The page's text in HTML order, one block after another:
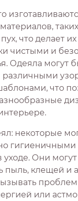
что делает их
чистыми и
Одеяла могут
что
некоторые
гигиеничными
Они могут
пыль, клещей и
или